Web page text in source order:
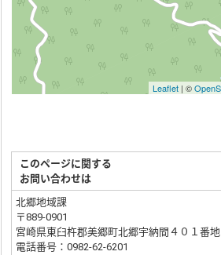
このページに関する
お問い合わせは
北郷地域課
〒889-0901
宮崎県東臼杵郡美郷町北郷宇納間４０１番地
電話番号：0982-62-6201